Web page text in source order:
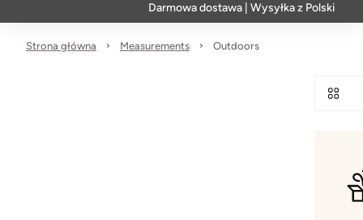
Darmowa dostawa | Wysyłka z Polski |
Strona główna Measurements Outdoors